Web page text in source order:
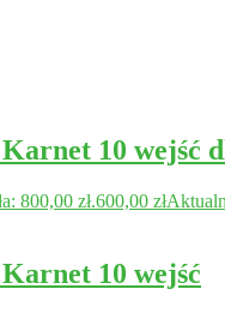
10 wejść
800,00 zł.600,00 zł
10 wejść